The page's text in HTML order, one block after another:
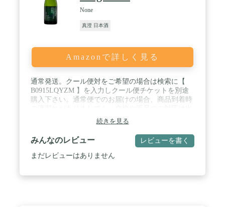
None
真澄 日本酒
Amazonで詳しく見る
通常発送。クール便対をご希望の場合は検索に【
B0915LQYZM 】を入力しクール便チケットを別途
購入下さい。通常便でのお届けの場合、商品到着時
来ません。 / 澱（おり）引き作業前のカジュアルな
泡酒。程よい酸味と上品な甘さ、心地よい発泡感が
人気の一本です。 / 蔵元：宮坂醸造（長野県） / 容
量：750ml / 分類：純米スパークリング / 原材料名：
米（国産）・米こうじ（国産米） / アルコール分：
続きを見る
みんなのレビュー レビューを書く
まだレビューはありません